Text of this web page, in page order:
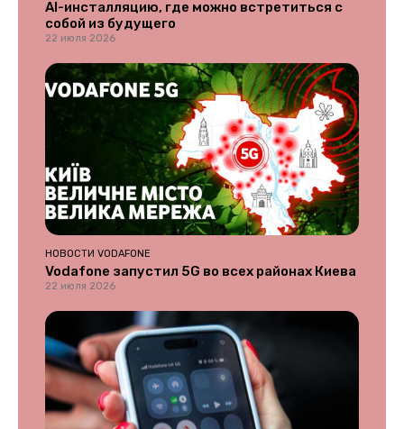
AI-инсталляцию, где можно встретиться с
собой из будущего
22 июля 2026
НОВОСТИ VODAFONE
Vodafone запустил 5G во всех районах Киева
22 июля 2026